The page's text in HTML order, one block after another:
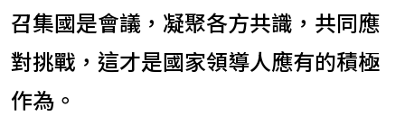
召集國是會議，凝聚各方共識，共同應
對挑戰，這才是國家領導人應有的積極
作為。